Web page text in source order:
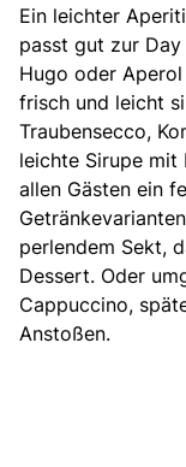
Ein leichter
passt gut zur
Hugo oder
frisch und leicht
Traubensecco,
leichte Sirupe
allen Gästen ein
perlendem Sekt,
Dessert. Oder
Cappuccino,
Anstoßen.